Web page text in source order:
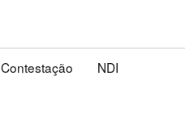
Contestação NDI